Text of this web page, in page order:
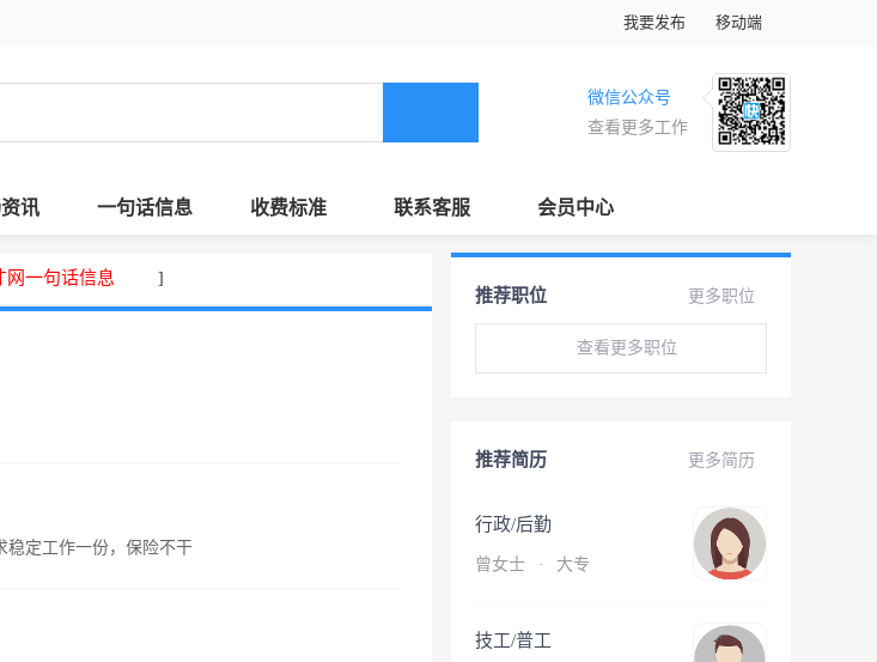
我要发布 移动端
微信公众号
查看更多工作
讯 一句话信息 收费标准 联系客服 会员中心
网一句话信息 ]
稳定工作一份，保险不干
更多职位
推荐职位
查看更多职位
更多简历
推荐简历
行政/后勤
曾女士 · 大专
技工/普工